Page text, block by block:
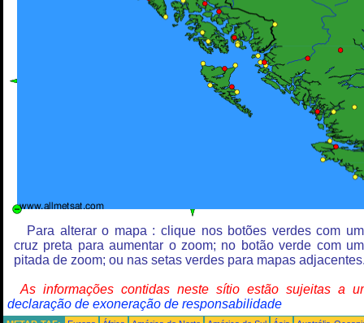
Para alterar o mapa : clique nos botões verdes com
cruz preta para aumentar o zoom; no botão verde com
pitada de zoom; ou nas setas verdes para mapas
As informações contidas neste sítio estão sujeitas a
declaração de exoneração de responsabilidade